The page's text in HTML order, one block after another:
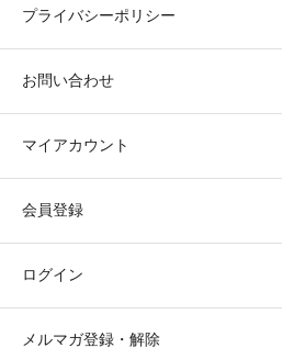
プライバシーポリシー
お問い合わせ
マイアカウント
会員登録
ログイン
メルマガ登録・解除